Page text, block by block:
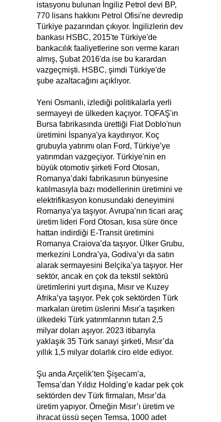
istasyonu bulunan İngiliz Petrol devi BP,
770 lisans hakkını Petrol Ofisi'ne devredip
Türkiye pazarından çıkıyor. İngilizlerin dev
bankası HSBC, 2015'te Türkiye'de
bankacılık faaliyetlerine son verme kararı
almış, Şubat 2016'da ise bu karardan
vazgeçmişti. HSBC, şimdi Türkiye'de
şube azaltacağını açıklıyor.
Yeni Osmanlı, izlediği politikalarla yerli
sermayeyi de ülkeden kaçıyor. TOFAŞ'ın
Bursa fabrikasında ürettiği Fiat Doblo'nun
üretimini İspanya'ya kaydırıyor. Koç
grubuyla yatırımı olan Ford, Türkiye’ye
yatırımdan vazgeçiyor. Türkiye'nin en
büyük otomotiv şirketi Ford Otosan,
Romanya’daki fabrikasının bünyesine
katılmasıyla bazı modellerinin üretimini ve
elektrifikasyon konusundaki deneyimini
Romanya’ya taşıyor. Avrupa’nın ticari araç
üretim lideri Ford Otosan, kısa süre önce
hattan indirdiği E-Transit üretimini
Romanya Craiova’da taşıyor. Ülker Grubu,
merkezini Londra’ya, Godiva’yı da satın
alarak sermayesini Belçika’ya taşıyor. Her
sektör, ancak en çok da tekstil sektörü
üretimlerini yurt dışına, Mısır ve Kuzey
Afrika’ya taşıyor. Pek çok sektörden Türk
markaları üretim üslerini Mısır'a taşırken
ülkedeki Türk yatırımlarının tutarı 2,5
milyar doları aşıyor. 2023 itibarıyla
yaklaşık 35 Türk sanayi şirketi, Mısır’da
yıllık 1,5 milyar dolarlık ciro elde ediyor.
Şu anda Arçelik’ten Şişecam’a,
Temsa’dan Yıldız Holding’e kadar pek çok
sektörden dev Türk firmaları, Mısır’da
üretim yapıyor. Örneğin Mısır’ı üretim ve
ihracat üssü seçen Temsa, 1000 adet